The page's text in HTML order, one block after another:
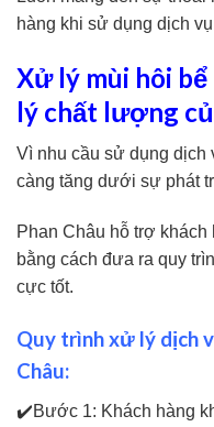
hàng khi sử dụng dịch
Xử lý mùi hôi
lý chất lượng
Vì nhu cầu sử dụng dịch
càng tăng dưới sự phát
Phan Châu hỗ trợ
bằng cách đưa ra quy
cực tốt.
Quy trình xử lý dịch
Châu:
✔️Bước 1: Khách hàng